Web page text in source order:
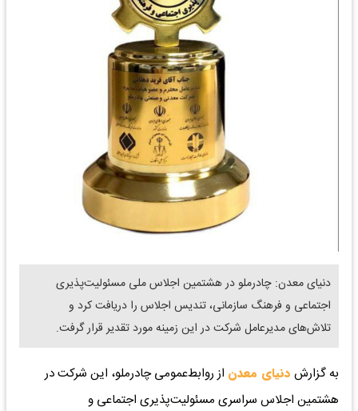
دنیای معدن: چادرملو در هشتمین اجلاس ملی مسئولیت‌پذیری
اجتماعی و فرهنگ سازمانی، تندیس اجلاس را دریافت کرد و
تلاش‌های مدیرعامل شرکت در این زمینه مورد تقدیر قرار گرفت.
به گزارش دنیای معدن از روابط‌عمومی چادرملو، این شرکت در
هشتمین اجلاس سراسری مسئولیت‌پذیری اجتماعی و